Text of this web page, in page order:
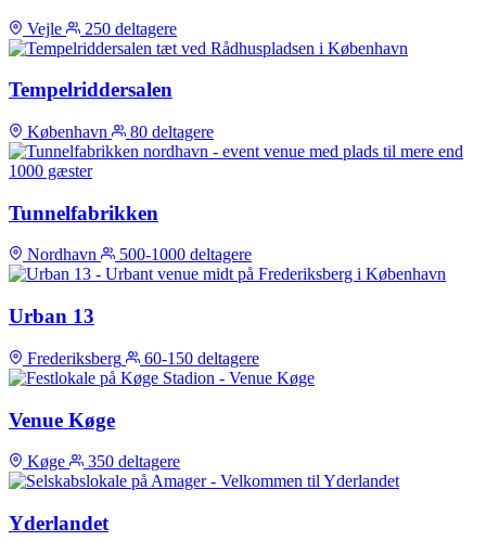
Vejle 250 deltagere
Tempelriddersalen
København 80 deltagere
Tunnelfabrikken
Nordhavn 500-1000 deltagere
Urban 13
Frederiksberg 60-150 deltagere
Venue Køge
Køge 350 deltagere
Yderlandet